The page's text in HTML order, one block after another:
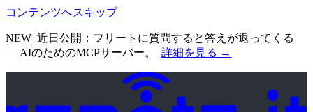
コンテンツへスキップ
NEW 近日公開：フリートに質問すると答えが返ってくる
— AIのためのMCPサーバー。 詳細を見る →